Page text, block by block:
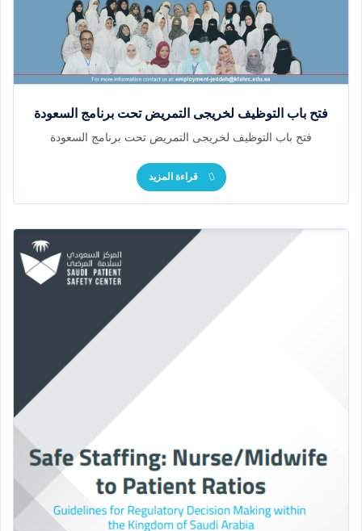
فتح باب التوظيف لخريجى التمريض تحت برنامج السعودة
فتح باب التوظيف لخريجى التمريض تحت برنامج السعودة
قراءة المزيد